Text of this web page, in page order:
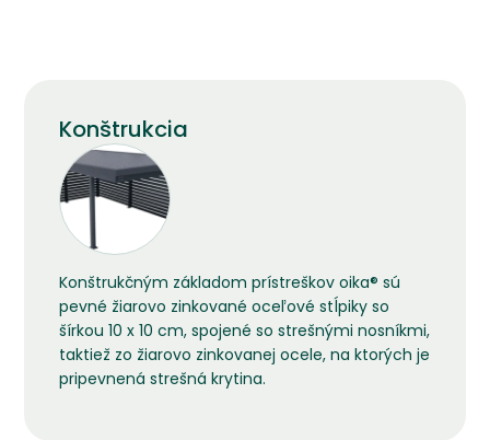
Konštrukcia
Konštrukčným základom prístreškov oika® sú
pevné žiarovo zinkované oceľové stĺpiky so
šírkou 10 x 10 cm, spojené so strešnými nosníkmi,
taktiež zo žiarovo zinkovanej ocele, na ktorých je
pripevnená strešná krytina.